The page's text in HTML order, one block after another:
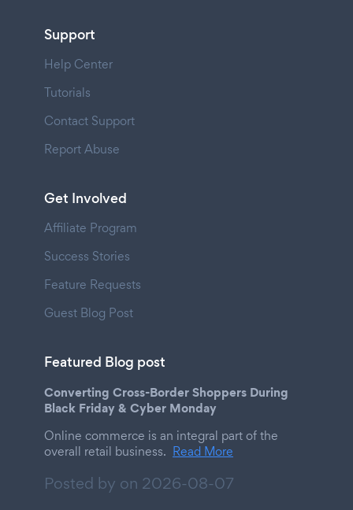
Support
Help Center
Tutorials
Contact Support
Report Abuse
Get Involved
Affiliate Program
Success Stories
Feature Requests
Guest Blog Post
Featured Blog post
Converting Cross-Border Shoppers During
Black Friday & Cyber Monday
Online commerce is an integral part of the
overall retail business. Read More
Posted by on 2026-08-07